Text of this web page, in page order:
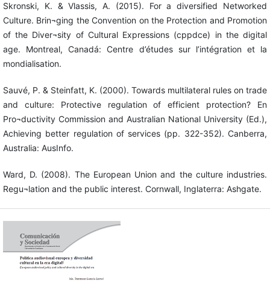
Skronski, K. & Vlassis, A. (2015). For a diversified Networked
Culture. Brin¬ging the Convention on the Protection and Promotion
of the Diver¬sity of Cultural Expressions (cppdce) in the digital
age. Montreal, Canadá: Centre d’études sur l’intégration et la
mondialisation.
Sauvé, P. & Steinfatt, K. (2000). Towards multilateral rules on trade
and culture: Protective regulation of efficient protection? En
Pro¬ductivity Commission and Australian National University (Ed.),
Achieving better regulation of services (pp. 322-352). Canberra,
Australia: AusInfo.
Ward, D. (2008). The European Union and the culture industries.
Regu¬lation and the public interest. Cornwall, Inglaterra: Ashgate.